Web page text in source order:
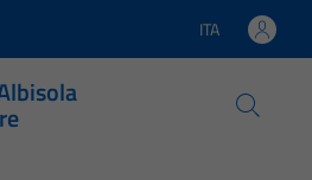
Lingua attiva:
ITA